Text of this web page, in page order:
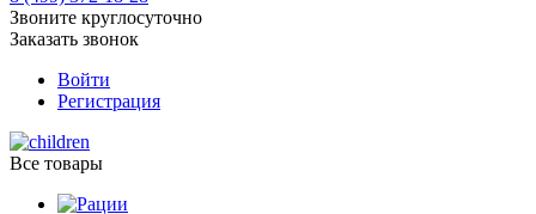
Звоните круглосуточно
Заказать звонок
Войти
Регистрация
Все товары